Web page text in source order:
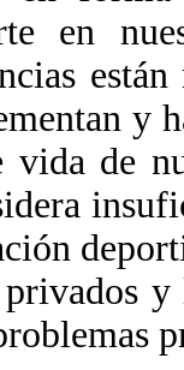
en
y
vida de
y